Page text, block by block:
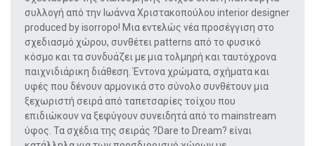
συλλογή από την Ιωάννα Χριστακοπούλου interior designer
produced by isorropo! Μια εντελώς νέα προσέγγιση στο
σχεδιασμό χώρου, συνθέτει patterns από το φυσικό
κόσμο και τα συνδυάζει με μια τολμηρή και ταυτόχρονα
παιχνιδιάρικη διάθεση. Έντονα χρώματα, σχήματα και
υφές που δένουν αρμονικά στο σύνολο συνθέτουν μια
ξεχωριστή σειρά από ταπετσαρίες τοίχου που
επιδιώκουν να ξεφύγουν συνειδητά από το mainstream
ύφος. Τα σχέδια της σειράς ?Dare to Dream? είναι